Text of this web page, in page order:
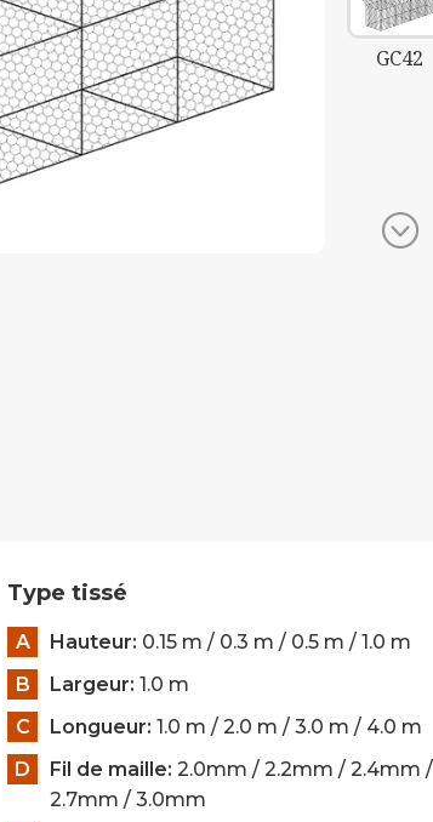
Gabion
GC42
Type tissé
A Hauteur: 0.15 m / 0.3 m / 0.5 m / 1.0 m
B
Largeur: 1.0 m
C
Longueur: 1.0 m / 2.0 m / 3.0 m / 4.0 m
D
Fil de maille: 2.0mm / 2.2mm / 2.4mm /
2.7mm / 3.0mm